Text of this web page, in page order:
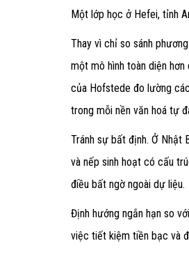
Một lớp học ở Hefei, tỉnh
Thay vì chỉ so sánh
một mô hình toàn diện
của Hofstede đo lường
trong mỗi nền văn hoá tự
Tránh sự bất định. Ở Nhật
và nếp sinh hoạt có cấu
điều bất ngờ ngoài dự liệu.
Định hướng ngắn hạn so
việc tiết kiệm tiền bạc và